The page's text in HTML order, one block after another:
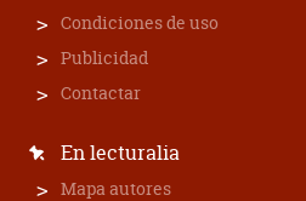
Condiciones de uso
Publicidad
Contactar
En lecturalia
Mapa autores